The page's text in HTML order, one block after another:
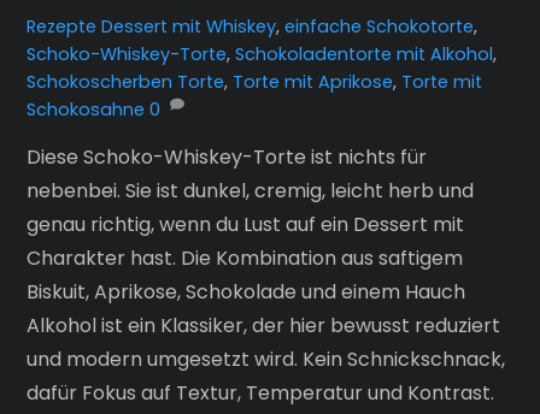
Rezepte Dessert mit Whiskey,einfache Schokotorte,
Schoko-Whiskey-Torte,Schokoladentorte mit Alkohol,
Schokoscherben Torte, Torte mit Aprikose, Torte mit
Schokosahne 0
Diese Schoko-Whiskey-Torte ist nichts für
nebenbei. Sie ist dunkel, cremig, leicht herb und
genau richtig, wenn du Lust auf ein Dessert mit
Charakter hast. Die Kombination aus saftigem
Biskuit, Aprikose, Schokolade und einem Hauch
Alkohol ist ein Klassiker, der hier bewusst reduziert
und modern umgesetzt wird. Kein Schnickschnack,
dafür Fokus auf Textur, Temperatur und Kontrast.